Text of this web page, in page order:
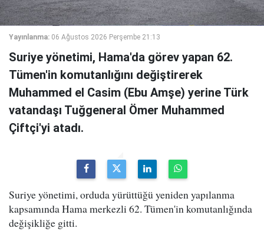
Yayınlanma: 06 Ağustos 2026 Perşembe 21:13
Suriye yönetimi, Hama'da görev yapan 62.
Tümen'in komutanlığını değiştirerek
Muhammed el Casim (Ebu Amşe) yerine Türk
vatandaşı Tuğgeneral Ömer Muhammed
Çiftçi'yi atadı.
Suriye yönetimi, orduda yürüttüğü yeniden yapılanma
kapsamında Hama merkezli 62. Tümen'in komutanlığında
değişikliğe gitti.